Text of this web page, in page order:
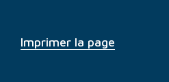
Imprimer la page